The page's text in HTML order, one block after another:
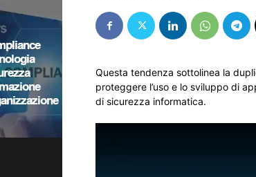
Questa tendenza sottolinea la
proteggere l’uso e lo sviluppo di
di sicurezza informatica.